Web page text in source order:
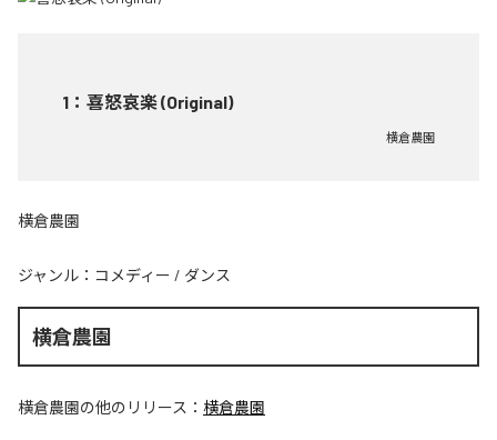
1 ： 喜怒哀楽 (Original)
横倉農園
横倉農園
ジャンル： コメディー / ダンス
横倉農園
横倉農園の他のリリース： 横倉農園